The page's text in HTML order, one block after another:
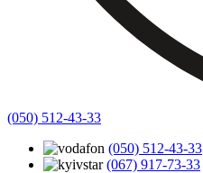
(050) 512-43-33
(050) 512-43-33
(067) 917-73-33